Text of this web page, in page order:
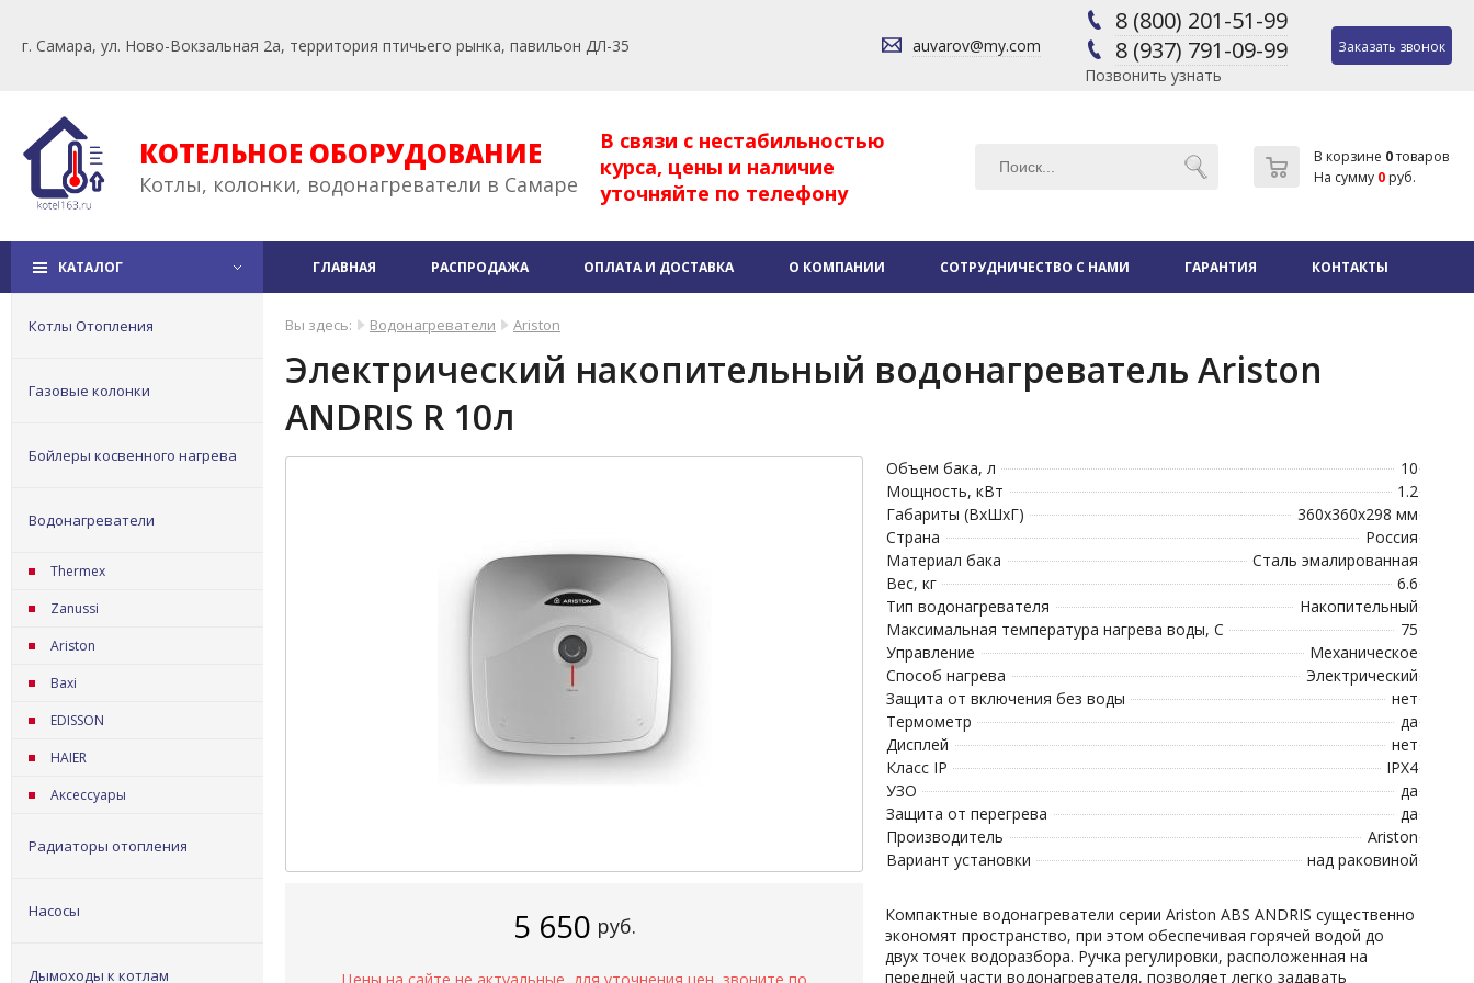
г. Самара, ул. Ново-Вокзальная 2а, территория птичьего рынка, павильон ДЛ-35 auvarov@my.com
8 (800) 201-51-99
8 (937) 791-09-99
Позвонить узнать
Заказать звонок
КОТЕЛЬНОЕ ОБОРУДОВАНИЕ
Котлы, колонки, водонагреватели в Самаре
В связи с нестабильностью
курса, цены и наличие
уточняйте по телефону
В корзине 0товаров
На сумму 0 руб.
КАТАЛОГ ГЛАВНАЯ РАСПРОДАЖА ОПЛАТА И ДОСТАВКА О КОМПАНИИ СОТРУДНИЧЕСТВО С НАМИ ГАРАНТИЯ КОНТАКТЫ
Котлы Отопления
Газовые колонки
Бойлеры косвенного нагрева
Водонагреватели
Thermex
Zanussi
Ariston
Baxi
EDISSON
HAIER
Аксессуары
Радиаторы отопления
Насосы
Дымоходы к котлам
Вы здесь: Водонагреватели Ariston
Электрический накопительный водонагреватель Ariston
ANDRIS R 10л
5 650 руб.
Объем бака, л
10
Мощность, кВт
1.2
Габариты (ВхШхГ)
360x360x298 мм
Страна
Россия
Материал бака
Сталь эмалированная
Вес, кг
6.6
Тип водонагревателя
Накопительный
Максимальная температура нагрева воды, С
75
Управление
Механическое
Способ нагрева
Электрический
Защита от включения без воды
нет
Термометр
да
Дисплей
нет
Класс IP
IPX4
УЗО
да
Защита от перегрева
да
Производитель
Ariston
Вариант установки
над раковиной
Компактные водонагреватели серии Ariston ABS ANDRIS существенно
экономят пространство, при этом обеспечивая горячей водой до
двух точек водоразбора. Ручка регулировки, расположенная на
передней части водонагревателя, позволяет легко задавать